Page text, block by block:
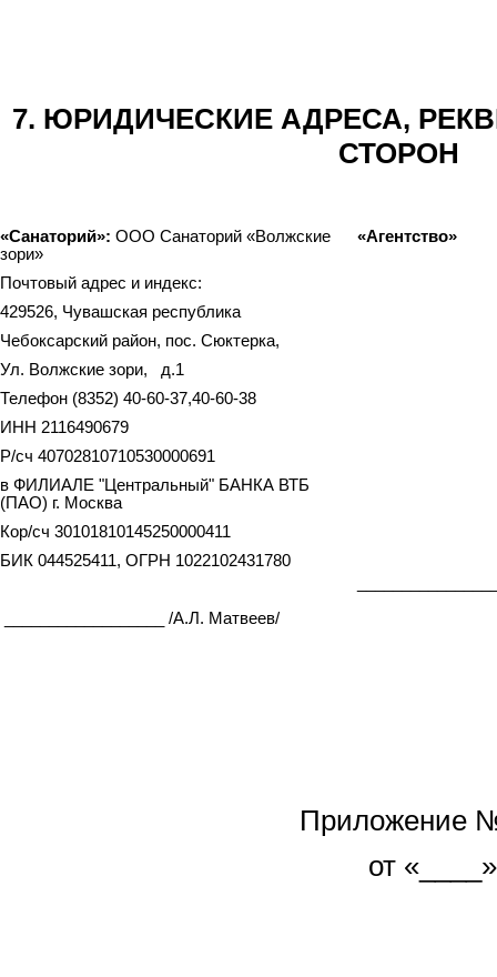
7. ЮРИДИЧЕСКИЕ АДРЕСА,
СТОРОН
«Санаторий»: ООО Санаторий «Волжские
зори»
Почтовый адрес и индекс:
429526, Чувашская республика
Чебоксарский район, пос. Сюктерка,
Ул. Волжские зори, д.1
Телефон (8352) 40-60-37,40-60-38
ИНН 2116490679
Р/сч 40702810710530000691
в ФИЛИАЛЕ "Центральный" БАНКА ВТБ
(ПАО) г. Москва
Кор/сч 30101810145250000411
БИК 044525411, ОГРН 1022102431780
__________________ /А.Л. Матвеев/
«Агентство»
Приложение
от